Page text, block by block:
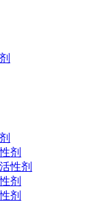
剂
性剂
剂
剂